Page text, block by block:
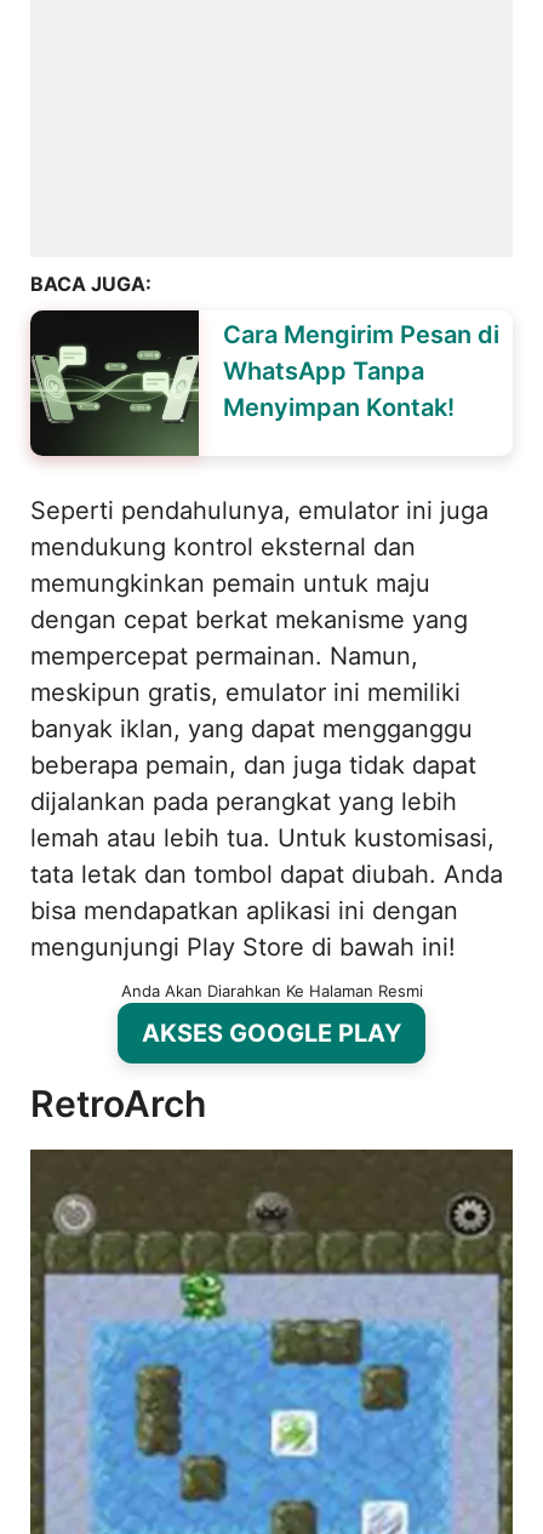
BACA JUGA:
Cara Mengirim Pesan di
WhatsApp Tanpa
Menyimpan Kontak!
Seperti pendahulunya, emulator ini juga
mendukung kontrol eksternal dan
memungkinkan pemain untuk maju
dengan cepat berkat mekanisme yang
mempercepat permainan. Namun,
meskipun gratis, emulator ini memiliki
banyak iklan, yang dapat mengganggu
beberapa pemain, dan juga tidak dapat
dijalankan pada perangkat yang lebih
lemah atau lebih tua. Untuk kustomisasi,
tata letak dan tombol dapat diubah. Anda
bisa mendapatkan aplikasi ini dengan
mengunjungi Play Store di bawah ini!
Anda Akan Diarahkan Ke Halaman Resmi
AKSES GOOGLE PLAY
RetroArch